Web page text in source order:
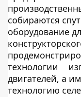
собираются
оборудование
технологии
двигателей, а
технологию